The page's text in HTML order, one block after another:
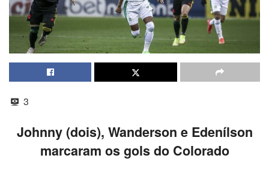
3
Johnny (dois), Wanderson e Edenílson
marcaram os gols do Colorado